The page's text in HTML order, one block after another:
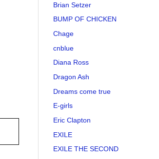
Brian Setzer
BUMP OF CHICKEN
Chage
cnblue
Diana Ross
Dragon Ash
Dreams come true
E-girls
Eric Clapton
EXILE
EXILE THE SECOND